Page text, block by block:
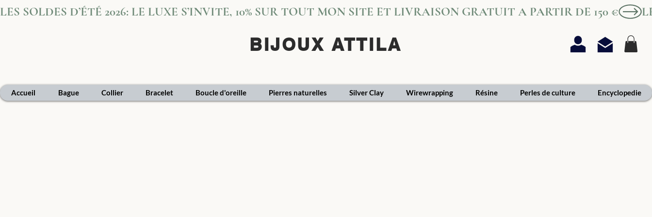
LES SOLDES D’ÉTÉ 2026: LE LUXE S’INVITE, 10% SUR TOUT MON SITE ET LIVRAISON GRATUIT A PARTIR DE 150 €
BIJOUX ATTILA
Accueil Bague Collier Bracelet Boucle d'oreille Pierres naturelles Silver Clay Wirewrapping Résine Perles de culture Encyclopedie